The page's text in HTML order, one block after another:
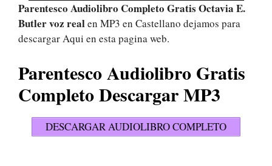
Parentesco Audiolibro Completo Gratis Octavia E.
Butler voz realen MP3 en Castellano dejamos para
descargar Aqui en esta pagina web.
Parentesco Audiolibro Gratis
Completo Descargar MP3
DESCARGAR AUDIOLIBRO COMPLETO